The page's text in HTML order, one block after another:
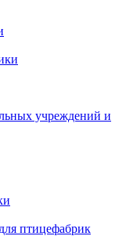
учреждений и
птицефабрик